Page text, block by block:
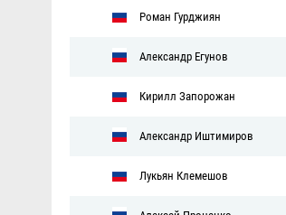
Роман Гурджиян
Александр Егунов
Кирилл Запорожан
Александр Иштимиров
Лукьян Клемешов